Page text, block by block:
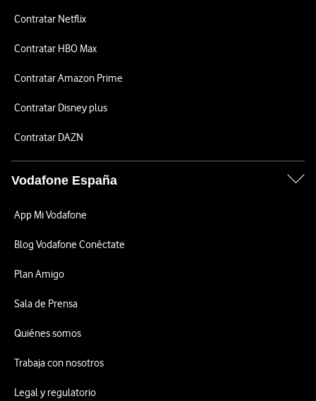
Contratar Netflix
Contratar HBO Max
Contratar Amazon Prime
Contratar Disney plus
Contratar DAZN
Vodafone España
App Mi Vodafone
Blog Vodafone Conéctate
Plan Amigo
Sala de Prensa
Quiénes somos
Trabaja con nosotros
Legal y regulatorio